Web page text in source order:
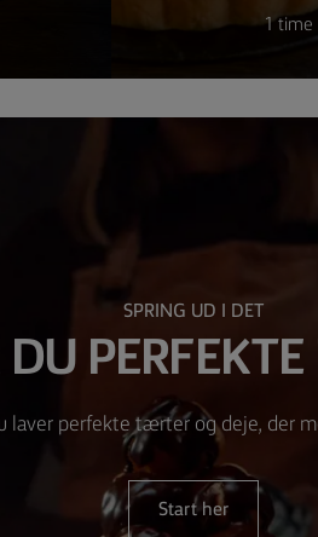
1 time
SPRING UD I DET
laver perfekte tærter og deje, der
Start her